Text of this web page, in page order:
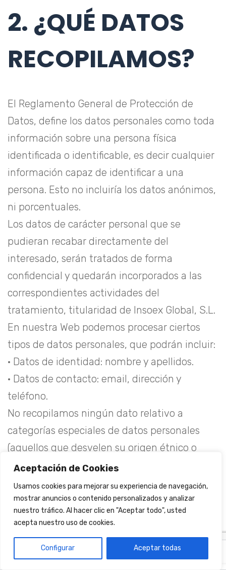
Aceptación de Cookies
Usamos cookies para mejorar su experiencia de navegación,
mostrar anuncios o contenido personalizados y analizar
nuestro tráfico. Al hacer clic en "Aceptar todo", usted
acepta nuestro uso de cookies.
Configurar Aceptar todas
ES
2. ¿QUÉ DATOS
RECOPILAMOS?
El Reglamento General de Protección de
Datos, define los datos personales como toda
información sobre una persona física
identificada o identificable, es decir cualquier
información capaz de identificar a una
persona. Esto no incluiría los datos anónimos,
ni porcentuales.
Los datos de carácter personal que se
pudieran recabar directamente del
interesado, serán tratados de forma
confidencial y quedarán incorporados a las
correspondientes actividades del
tratamiento, titularidad de Insoex Global, S.L.
En nuestra Web podemos procesar ciertos
tipos de datos personales, que podrán incluir:
· Datos de identidad: nombre y apellidos.
· Datos de contacto: email, dirección y
teléfono.
No recopilamos ningún dato relativo a
categorías especiales de datos personales
(aquellos que desvelen su origen étnico o
racial, las opiniones políticas, las convicciones
religiosas o filosóficas, la afiliación sindical e
información sobre su salud, datos genéticos o
biométricos).